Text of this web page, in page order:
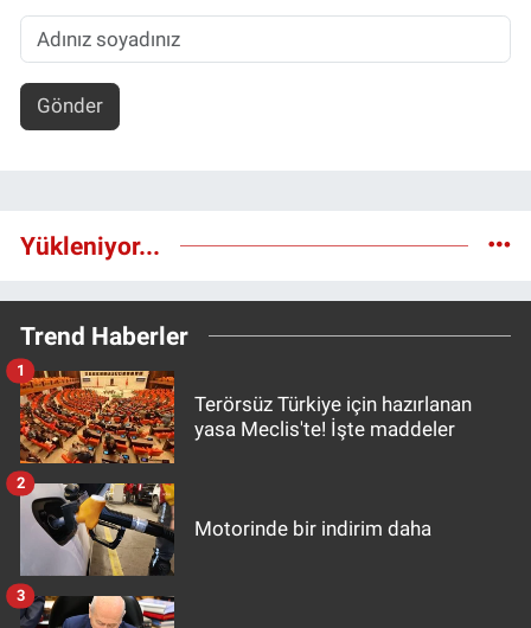
Gönder
Yükleniyor...
Trend Haberler
Terörsüz Türkiye için hazırlanan
yasa Meclis'te! İşte maddeler
1
Motorinde bir indirim daha
2
3